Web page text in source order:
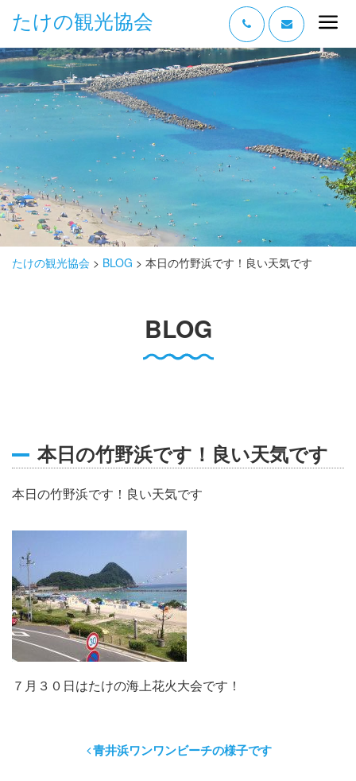
たけの観光協会
“たけの” の魅力
過ごし方
みどころ
泊まる
おみやげ
お電話受付時間 9:00〜17:00
たけの観光協会 > BLOG > 本日の竹野浜です！良い天気です
BLOG
本日の竹野浜です！良い天気です
本日の竹野浜です！良い天気です
７月３０日はたけの海上花火大会です！
青井浜ワンワンビーチの様子です